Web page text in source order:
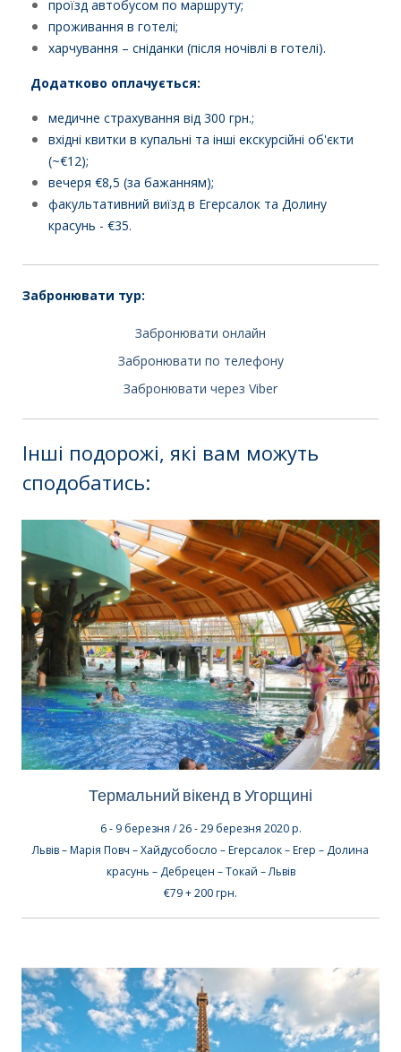
проїзд автобусом по маршруту;
проживання в готелі;
харчування – сніданки (після ночівлі в готелі).
Додатково оплачується:
медичне страхування від 300 грн.;
вхідні квитки в купальні та інші екскурсійні об'єкти
(~€12);
вечеря €8,5 (за бажанням);
факультативний виїзд в Егерсалок та Долину
красунь - €35.
Забронювати тур:
Забронювати онлайн
Забронювати по телефону
Забронювати через Viber
Інші подорожі, які вам можуть
сподобатись:
Термальний вікенд в Угорщині
6 - 9 березня / 26 - 29 березня 2020 р.
Львів –Марія Повч – Хайдусобосло – Егерсалок – Егер – Долина
красунь – Дебрецен – Токай – Львів
€79 + 200 грн.